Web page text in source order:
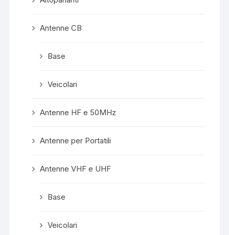
Antenne CB
Base
Veicolari
Antenne HF e 50MHz
Antenne per Portatili
Antenne VHF e UHF
Base
Veicolari